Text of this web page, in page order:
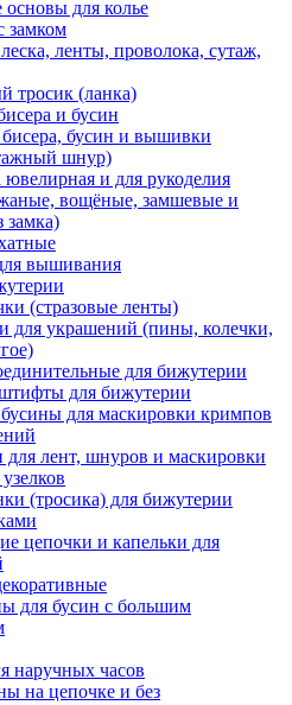
для колье
ленты, проволока, сутаж,
тросик (ланка)
и бусин
бусин и вышивки
шнур)
и для рукоделия
вощёные, замшевые и
замка)
вышивания
(стразовые ленты)
для украшений (пины, колечки,
для бижутерии
для бижутерии
для маскировки кримпов
для лент, шнуров и маскировки
(тросика) для бижутерии
цепочки и капельки для
для бусин с большим
наручных часов
на цепочке и без